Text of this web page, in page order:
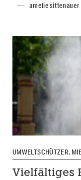
amelie sittenauer
UMWELTSCHÜTZER,
Vielfältiges